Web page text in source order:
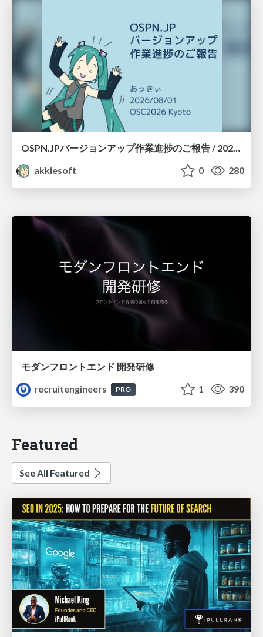
akkiesoft
0 280
モダンフロントエンド 開発研修
recruitengineers
PRO 1 390
Featured
See All Featured